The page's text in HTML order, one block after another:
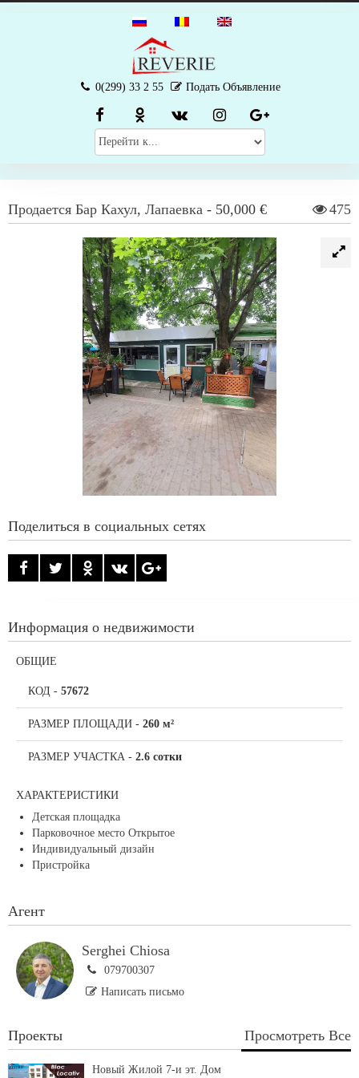
0(299) 33 2 55 Подать Объявление
Продается Бар Кахул, Лапаевка - 50,000 € 475
Поделиться в социальных сетях
Информация о недвижимости
ОБЩИЕ
КОД - 57672
РАЗМЕР ПЛОЩАДИ - 260 м²
РАЗМЕР УЧАСТКА - 2.6 сотки
ХАРАКТЕРИСТИКИ
Детская площадка
Парковочное место Открытое
Индивидуальный дизайн
Пристройка
Агент
Serghei Chiosa
079700307
Написать письмо
Проекты Просмотреть Все
Новый Жилой 7-и эт. Дом